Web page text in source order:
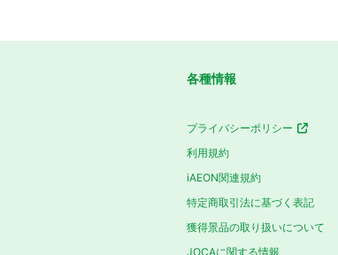
各種情報
プライバシーポリシー
利用規約
iAEON関連規約
特定商取引法に基づく表記
獲得景品の取り扱いについて
JOCAに関する情報